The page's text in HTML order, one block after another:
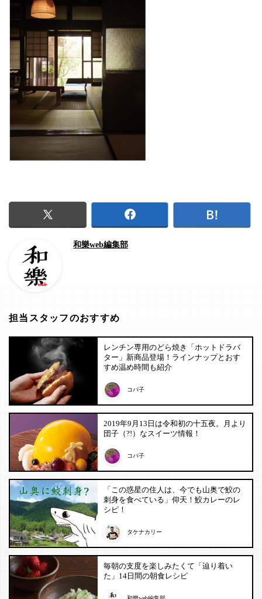
和樂web編集部
担当スタッフのおすすめ
レンチン専用のどら焼き「ホットドラバ
ター」新商品登場！ラインナップとおす
すめ温め時間も紹介
コパ子
2019年9月13日は令和初の十五夜。月より
団子（?!）なスイーツ情報！
コパ子
「この惑星の住人は、今でも山奥で鮫の
刺身を食べている」仰天！鮫カレーのレ
シピ！
タケナカリー
毎朝の支度を楽しみたくて「辿り着い
た」14日間の朝食レシピ